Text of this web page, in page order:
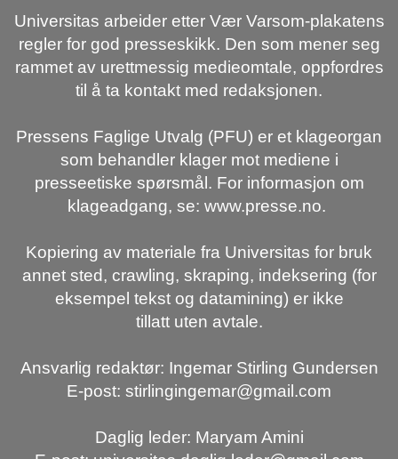
Universitas arbeider etter Vær Varsom-plakatens
regler for god presseskikk. Den som mener seg
rammet av urettmessig medieomtale, oppfordres
til å ta kontakt med redaksjonen.
Pressens Faglige Utvalg (PFU) er et klageorgan
som behandler klager mot mediene i
presseetiske spørsmål. For informasjon om
klageadgang, se: www.presse.no.
Kopiering av materiale fra Universitas for bruk
annet sted, crawling, skraping, indeksering (for
eksempel tekst og datamining) er ikke
tillatt uten avtale.
Ansvarlig redaktør: Ingemar Stirling Gundersen
E-post: stirlingingemar@gmail.com
Daglig leder: Maryam Amini